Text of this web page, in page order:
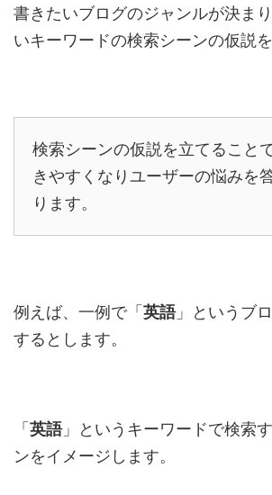
書きたいブログのジャンルが決ま
いキーワードの検索シーンの仮説を
検索シーンの仮説を立てること
きやすくなりユーザーの悩みを
ります。
例えば、一例で「 英語」というブ
するとします。
「 英語」というキーワードで検索
ンをイメージします。